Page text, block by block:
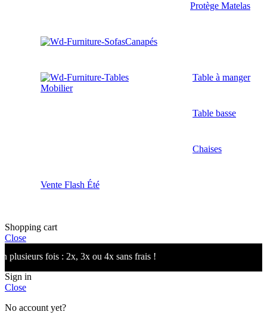
Protège Matelas
Canapés
Mobilier
Table à manger
Table basse
Chaises
Vente Flash Été
Shopping cart
Close
fois : 2x, 3x ou 4x sans frais !
Sign in
Close
No account yet?